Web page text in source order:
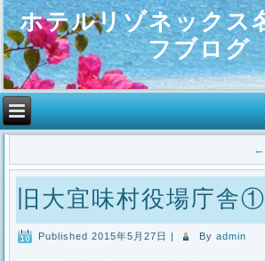
ホテルリゾネックス
フブログ
←
旧大宜味村役場庁舎①
Published 2015年5月27日 By admin